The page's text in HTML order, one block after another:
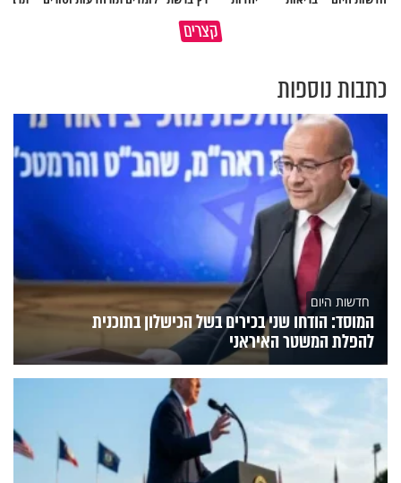
קצרים
תשתמש באהבה של השם לטובתך
פותחים פתח קטן - ומקבלים
כתבות נוספות
חדשות היום
המוסד: הודחו שני בכירים בשל הכישלון בתוכנית
להפלת המשטר האיראני